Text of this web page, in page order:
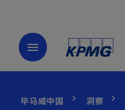
menu
毕马威中国 洞察